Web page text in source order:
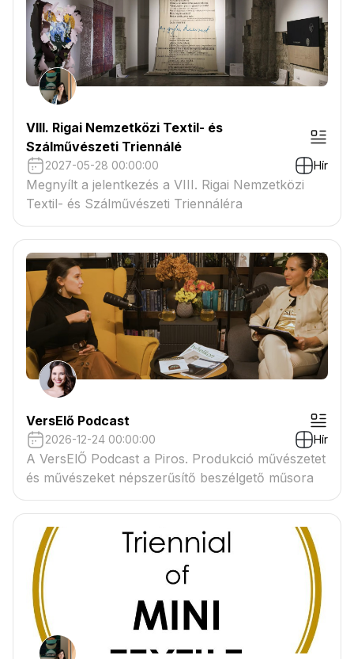
VIII. Rigai Nemzetközi Textil- és
Szálművészeti Triennálé
2027-05-28 00:00:00 Hír
Megnyílt a jelentkezés a VIII. Rigai Nemzetközi
Textil- és Szálművészeti Triennáléra
VersElő Podcast
2026-12-24 00:00:00 Hír
A VersElŐ Podcast a Piros. Produkció művészetet
és művészeket népszerűsítő beszélgető műsora